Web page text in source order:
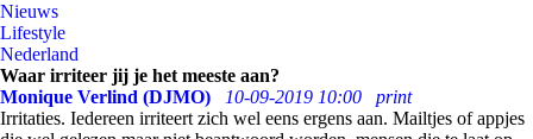
Nieuws
Lifestyle
Nederland
Waar irriteer jij je het meeste aan?
Monique Verlind (DJMO)
10-09-2019 10:00
print
Irritaties. Iedereen irriteert zich wel eens ergens aan. Mailtjes of appjes